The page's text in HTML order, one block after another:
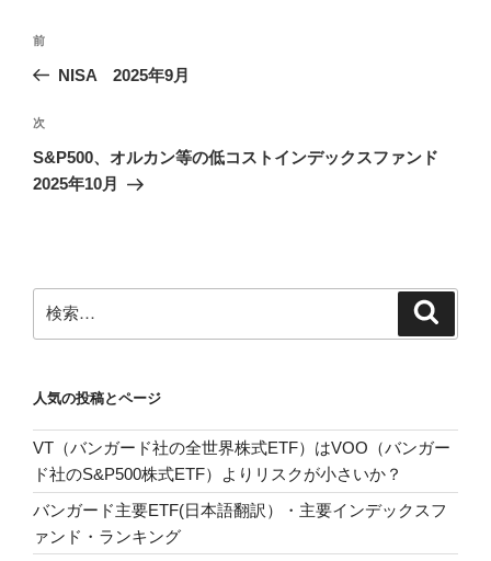
投
ビ
ゲ
ー
前
の
稿
前
NISA 2025年9月
次
の
投
次
S&P500、オルカン等の低コストインデックスファンド
2025年10月
索:
人気の投稿とページ
VT（バンガード社の全世界株式ETF）はVOO（バンガー
ド社のS&P500株式ETF）よりリスクが小さいか？
バンガード主要ETF(日本語翻訳）・主要インデックスフ
ァンド・ランキング